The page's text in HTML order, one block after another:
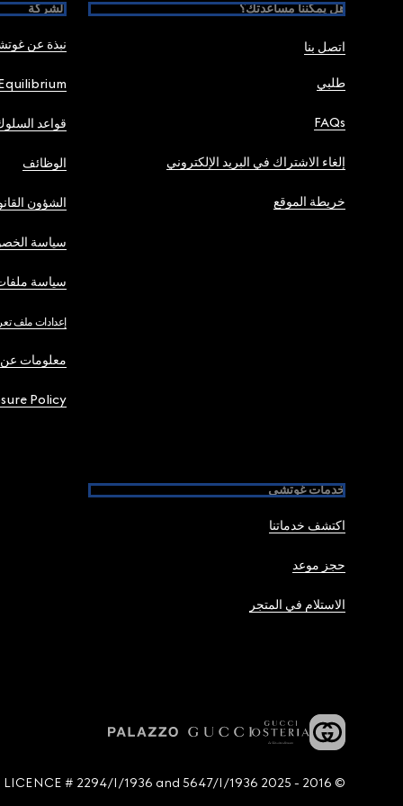
هل يمكننا مساعدتك؟
اتصل بنا
طلبي
FAQs
إلغاء الاشتراك في البريد الإلكتروني
خريطة الموقع
الشركة
نبذة عن
قواعد
الوظائف
الشؤون
سياسة
سياسة
إعدادات ملف
معلومات
Policy
خدمات غوتشي
اكتشف خدماتنا
حجز موعد
الاستلام في المتجر
© 2016 - 2025 Guccio Gucci S.p.A. - All rights reserved. SIAE LICENCE # 2294/I/1936 and 5647/I/1936